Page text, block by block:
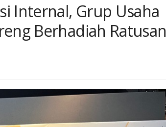
Internal, Grup Usaha
Berhadiah Ratusan